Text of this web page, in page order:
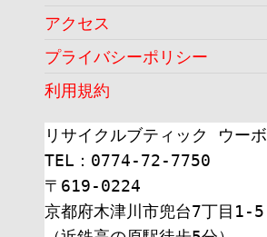
アクセス
プライバシーポリシー
利用規約
リサイクルブティック ウーボ
TEL：0774-72-7750
〒619-0224
京都府木津川市兜台7丁目1-5